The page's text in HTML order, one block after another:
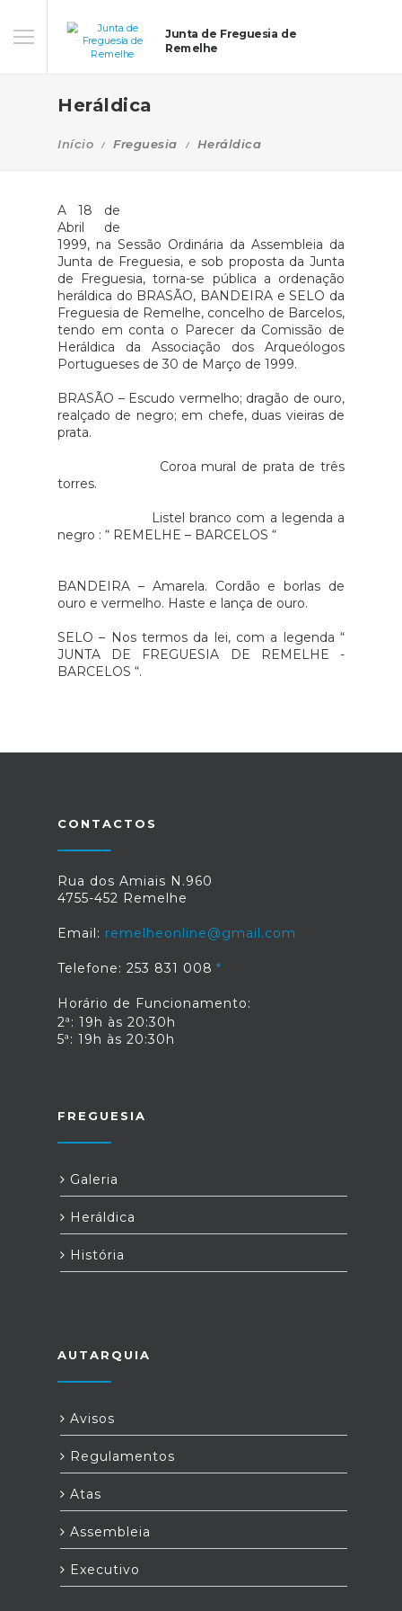
Junta de Freguesia de
Remelhe
Heráldica
Início Freguesia Heráldica
A 18 de
Abril de
1999, na Sessão Ordinária da Assembleia da
Junta de Freguesia, e sob proposta da Junta
de Freguesia, torna-se pública a ordenação
heráldica do BRASÃO, BANDEIRA e SELO da
Freguesia de Remelhe, concelho de Barcelos,
tendo em conta o Parecer da Comissão de
Heráldica da Associação dos Arqueólogos
Portugueses de 30 de Março de 1999.
BRASÃO – Escudo vermelho; dragão de ouro,
realçado de negro; em chefe, duas vieiras de
prata.
Coroa mural de prata de três
torres.
Listel branco com a legenda a
negro : “ REMELHE – BARCELOS “
BANDEIRA – Amarela. Cordão e borlas de
ouro e vermelho. Haste e lança de ouro.
SELO – Nos termos da lei, com a legenda “
JUNTA DE FREGUESIA DE REMELHE -
BARCELOS “.
CONTACTOS
Rua dos Amiais N.960
4755-452 Remelhe
Email: remelheonline@gmail.com
Telefone: 253 831 008
Horário de Funcionamento:
2ª: 19h às 20:30h
5ª: 19h às 20:30h
FREGUESIA
Galeria
Heráldica
História
AUTARQUIA
Avisos
Regulamentos
Atas
Assembleia
Executivo